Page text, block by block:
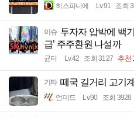
히스파니에 Lv.91 조회
이슈 투자자 압박에 백
급’ 주주환원 나설까
균터 Lv.42 조회 3127 추천
기타 떼국 길거리 고기
언데드 Lv.90 조회 3928